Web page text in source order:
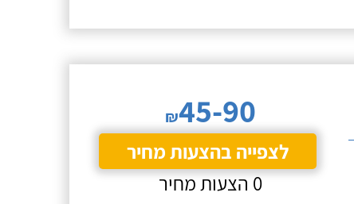
₪45-90
לצפייה בהצעות מחיר
0 הצעות מחיר